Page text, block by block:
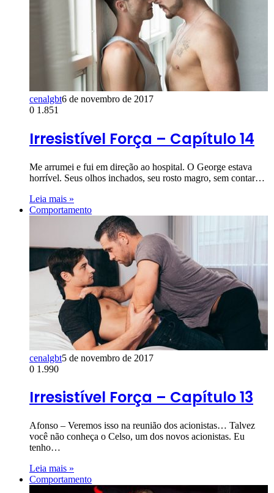
cenalgbt6 de novembro de 2017
0 1.851
Irresistível Força – Capítulo 14
Me arrumei e fui em direção ao hospital. O George estava
horrível. Seus olhos inchados, seu rosto magro, sem contar…
Leia mais »
Comportamento
cenalgbt5 de novembro de 2017
0 1.990
Irresistível Força – Capítulo 13
Afonso – Veremos isso na reunião dos acionistas… Talvez
você não conheça o Celso, um dos novos acionistas. Eu
tenho…
Leia mais »
Comportamento